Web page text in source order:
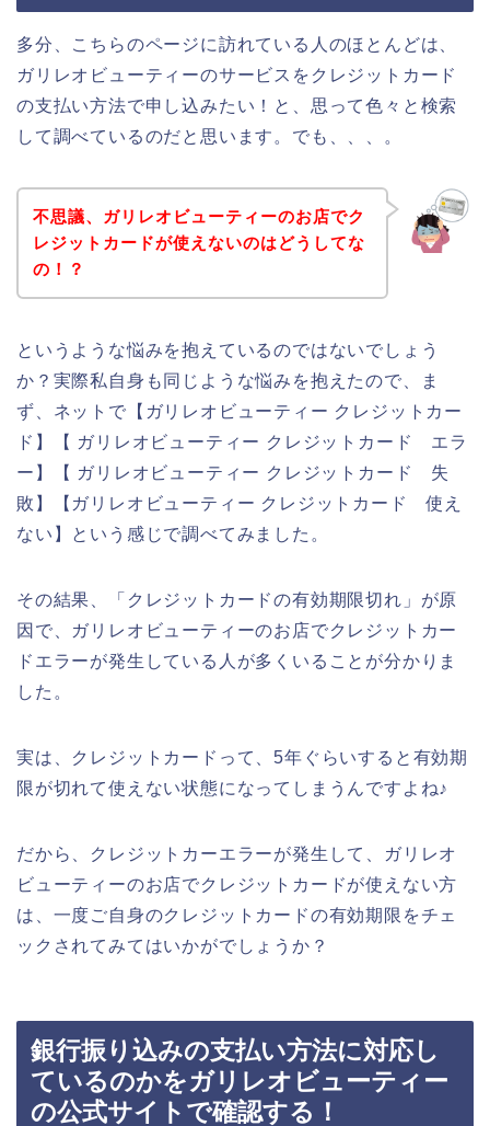
多分、こちらのページに訪れている人のほとんどは、
ガリレオビューティーのサービスをクレジットカード
の支払い方法で申し込みたい！と、思って色々と検索
して調べているのだと思います。でも、、、。
不思議、ガリレオビューティーのお店でク
レジットカードが使えないのはどうしてな
の！？
というような悩みを抱えているのではないでしょう
か？実際私自身も同じような悩みを抱えたので、ま
ず、ネットで【ガリレオビューティー クレジットカー
ド】【 ガリレオビューティー クレジットカード エラ
ー】【 ガリレオビューティー クレジットカード 失
敗】【ガリレオビューティー クレジットカード 使え
ない】という感じで調べてみました。
その結果、「クレジットカードの有効期限切れ」が原
因で、ガリレオビューティーのお店でクレジットカー
ドエラーが発生している人が多くいることが分かりま
した。
実は、クレジットカードって、5年ぐらいすると有効期
限が切れて使えない状態になってしまうんですよね♪
だから、クレジットカーエラーが発生して、ガリレオ
ビューティーのお店でクレジットカードが使えない方
は、一度ご自身のクレジットカードの有効期限をチェ
ックされてみてはいかがでしょうか？
銀行振り込みの支払い方法に対応し
ているのかをガリレオビューティー
の公式サイトで確認する！